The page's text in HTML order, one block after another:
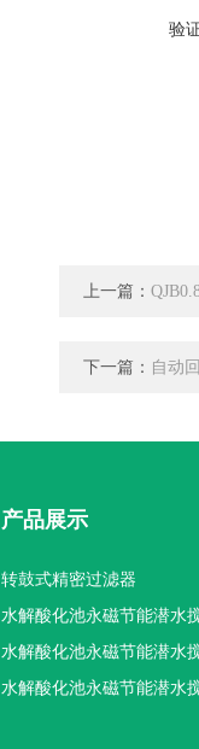
验
上一篇：
下一篇： 自动
产品展示
转鼓式精密过滤器
水解酸化池永磁节能潜水
机厂家供应
水解酸化池永磁节能潜水
机厂家直销
水解酸化池永磁节能潜水